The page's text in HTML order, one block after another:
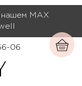
нашем МАХ
06